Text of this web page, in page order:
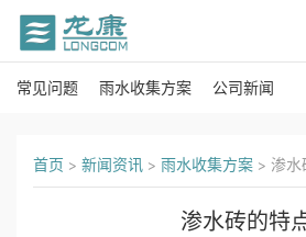
首
关
常见问题 雨水收集方案 公司新闻
首页 > 新闻资讯 > 雨水收集方案 > 渗水
渗水砖的特